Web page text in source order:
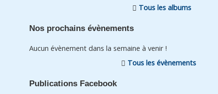
Tous les albums
Nos prochains évènements
Aucun évènement dans la semaine à venir !
Tous les évènements
Publications Facebook